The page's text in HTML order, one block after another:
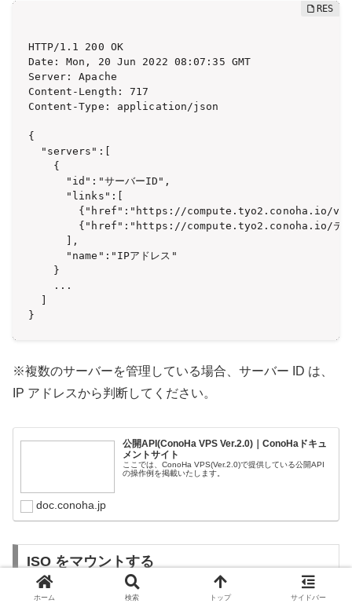
HTTP/1.1 200 OK
Date: Mon, 20 Jun 2022 08:07:35 GMT
Server: Apache
Content-Length: 717
Content-Type: application/json
{
  "servers":[
    {
      "id":"サーバーID",
      "links":[
{"href":"https://compute.tyo2.conoha.io/v2/
{"href":"https://compute.tyo2.conoha.io/テ
      ],
      "name":"IPアドレス"
    }
    ...
  ]
}
※複数のサーバーを管理している場合、サーバー ID は、
IP アドレスから判断してください。
公開API(ConoHa VPS Ver.2.0)｜ConoHaドキュ
メントサイト
ここでは、ConoHa VPS(Ver.2.0)で提供している公開API
の操作例を掲載いたします。
doc.conoha.jp
ISO をマウントする
ホーム 検索 トップ サイドバー